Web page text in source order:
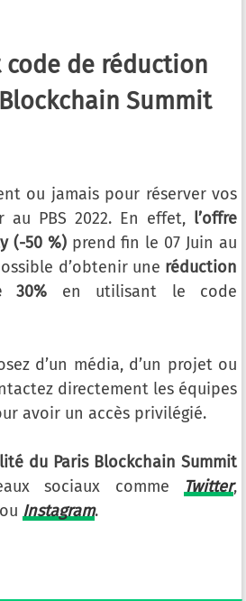
de réduction
Summit
ou jamais pour réserver vos
PBS 2022. En effet, l’offre
(-50 %)prend fin le 07 Juin au
d’obtenir une réduction
30% en utilisant le code
d’un média, d’un projet ou
directement les équipes
avoir un accès privilégié.
du Paris Blockchain Summit
sociaux comme Twitter,
Instagram.